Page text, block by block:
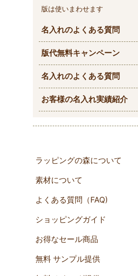
版は使いまわせます
名入れのよくある質問
版代無料キャンペーン
名入れのよくある質問
お客様の名入れ実績紹介
ラッピングの森について
素材について
よくある質問（FAQ)
ショッピングガイド
お得なセール商品
無料 サンプル提供